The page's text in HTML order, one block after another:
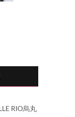
RIO烏丸